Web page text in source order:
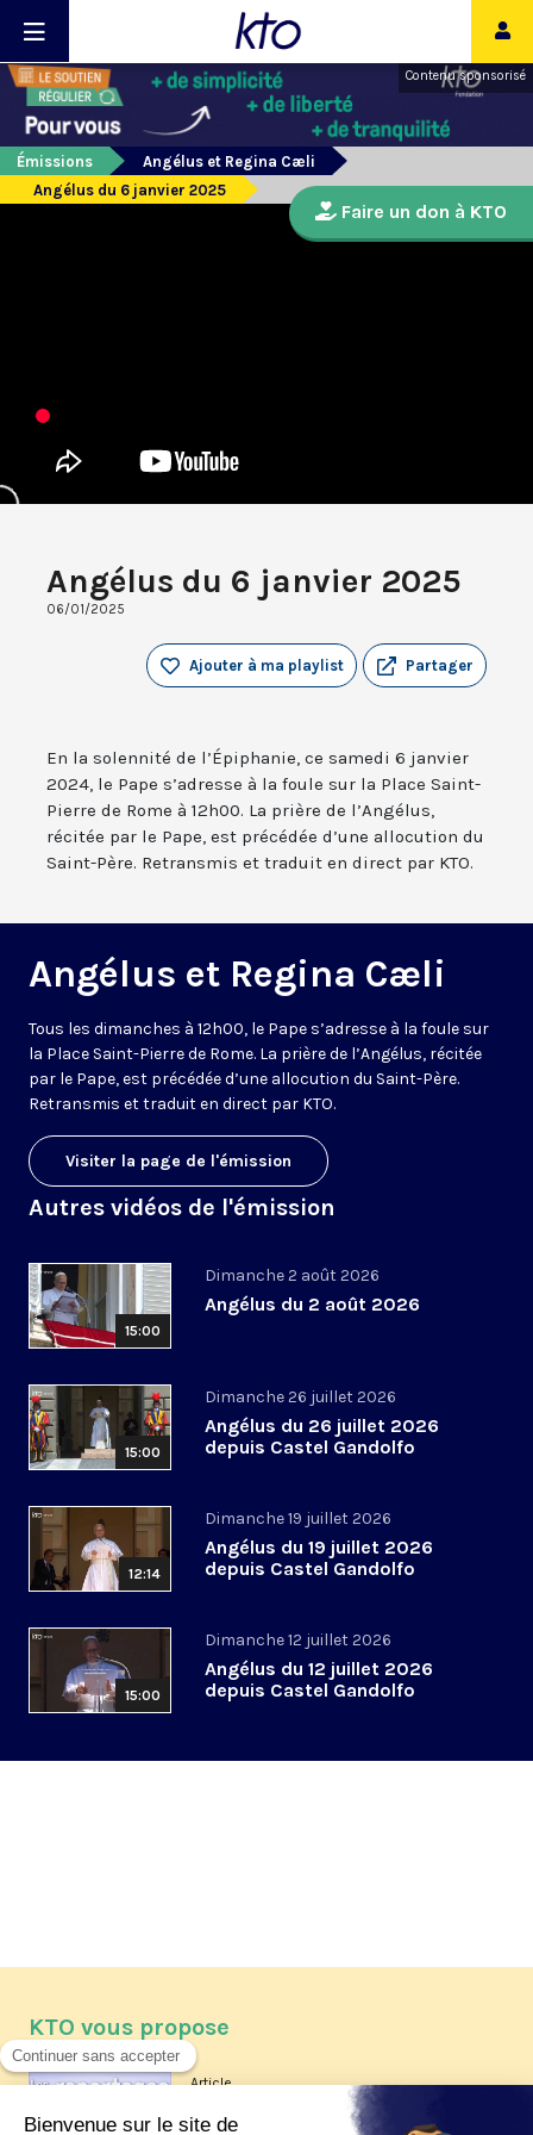
Contenu sponsorisé
Émissions
Angélus et Regina Cæli
Angélus du 6 janvier 2025
Angélus du 6 janvier 2025
06/01/2025
Partager
Ajouter à ma playlist
En la solennité de l’Épiphanie, ce samedi 6 janvier
2024, le Pape s’adresse à la foule sur la Place Saint-
Pierre de Rome à 12h00. La prière de l’Angélus,
récitée par le Pape, est précédée d’une allocution du
Saint-Père. Retransmis et traduit en direct par KTO.
Angélus et Regina Cæli
Tous les dimanches à 12h00, le Pape s’adresse à la foule sur
la Place Saint-Pierre de Rome. La prière de l’Angélus, récitée
par le Pape, est précédée d’une allocution du Saint-Père.
Retransmis et traduit en direct par KTO.
Visiter la page de l'émission
Autres vidéos de l'émission
15:00
Dimanche 2 août 2026
Angélus du 2 août 2026
15:00
Dimanche 26 juillet 2026
Angélus du 26 juillet 2026
depuis Castel Gandolfo
12:14
Dimanche 19 juillet 2026
Angélus du 19 juillet 2026
depuis Castel Gandolfo
15:00
Dimanche 12 juillet 2026
Angélus du 12 juillet 2026
depuis Castel Gandolfo
Faire un don à KTO
KTO vous propose
Article
Les reportages d'été 2026 de KTO